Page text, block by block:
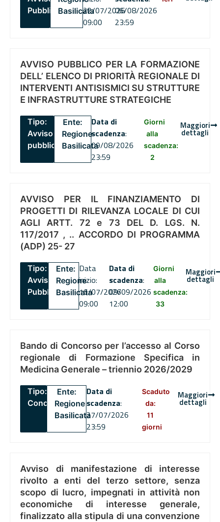
PubblicoBasilicata22/07/2026
09:00
06/08/2026
23:59
AVVISO PUBBLICO PER LA FORMAZIONE
DELL’ ELENCO DI PRIORITÀ REGIONALE DI
INTERVENTI ANTISISMICI SU STRUTTURE
E INFRASTRUTTURE STRATEGICHE
Tipo:
Avviso
pubblico
Ente:
Regione
Basilicata
Data di
scadenza:
09/08/2026
23:59
Giorni
alla
scadenza:
2
Maggiori
dettagli
AVVISO PER IL FINANZIAMENTO DI
PROGETTI DI RILEVANZA LOCALE DI CUI
AGLI ARTT. 72 e 73 DEL D. LGS. N.
117/2017 , .. ACCORDO DI PROGRAMMA
(ADP) 25- 27
Tipo:
Avviso
Pubblico
Ente:
Regione
Basilicata
Data
inizio:
16/07/2026
09:00
Data di
scadenza:
09/09/2026
12:00
Giorni
alla
scadenza:
33
Maggiori
dettagli
Bando di Concorso per l’accesso al Corso
regionale di Formazione Specifica in
Medicina Generale – triennio 2026/2029
Tipo:
Concorsi
Ente:
Regione
Basilicata
Data di
scadenza:
27/07/2026
23:59
Scaduto
da:
11
giorni
Maggiori
dettagli
Avviso di manifestazione di interesse
rivolto a enti del terzo settore, senza
scopo di lucro, impegnati in attività non
economiche di interesse generale,
finalizzato alla stipula di una convenzione